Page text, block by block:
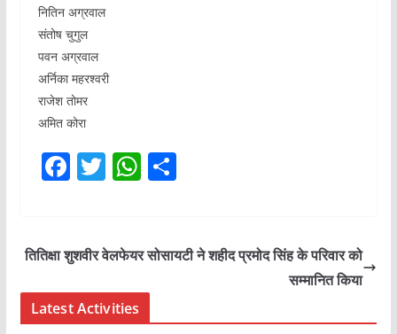
नितिन अग्रवाल
संतोष चुगुल
पवन अग्रवाल
अर्निका महरश्वरी
राजेश तोमर
अमित कोरा
F
e
o
T
er
W
s
S
e
तितिक्षा शुशवीर वेलफेयर सोसायटी ने शहीद प्रमोद सिंह के परिवार को
सम्मानित किया
Latest Activities